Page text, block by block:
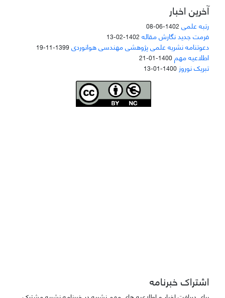
آخرین اخبار
رتبه علمی 1402-06-08
فرمت جدید نگارش مقاله 1402-02-13
دعوتنامه نشریه علمی پژوهشی مهندسی هوانوردی1399-11-19
اطلاعیه مهم1400-01-21
تبریک نوروز 1400-01-13
اشتراک خبرنامه